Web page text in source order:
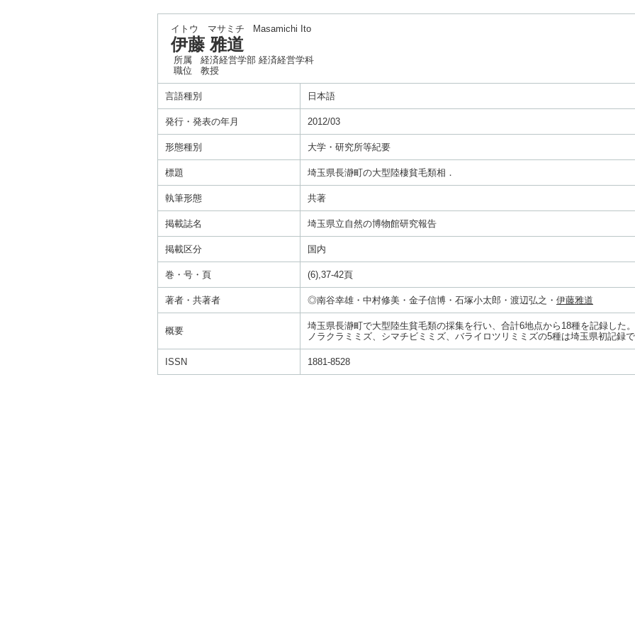
イトウ マサミチ Masamichi Ito
伊藤 雅道
所属
経済経営学部 経済経営学科
職位
教授
言語種別 日本語
発行・発表の年月 2012/03
形態種別 大学・研究所等紀要
標題 埼玉県長瀞町の大型陸棲貧毛類相．
執筆形態 共著
掲載誌名 埼玉県立自然の博物館研究報告
掲載区分 国内
巻・号・頁 (6),37-42頁
著者・共著者 ◎南谷幸雄・中村修美・金子信博・石塚小太郎・渡辺弘之・ 伊藤雅道
概要
埼玉県長瀞町で大型陸生貧毛類の採集を行い、合計6地点から18種を記録した
ノラクラミミズ、シマチビミミズ、バライロツリミミズの5種は埼玉県初記録で
ISSN 1881-8528